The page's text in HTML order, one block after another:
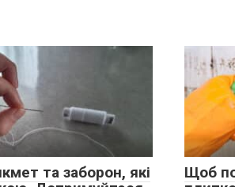
та заборон, які
Щоб